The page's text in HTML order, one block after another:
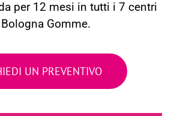
per 12 mesi in tutti i 7 centri
Bologna Gomme.
UN PREVENTIVO